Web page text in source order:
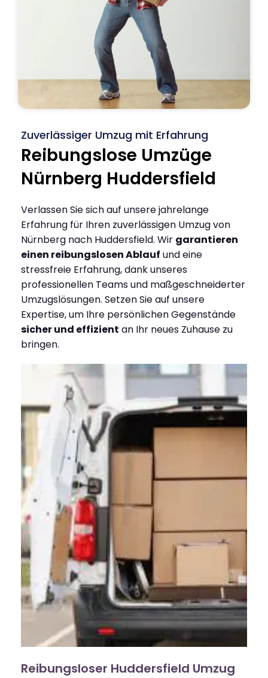
Zuverlässiger Umzug mit Erfahrung
Reibungslose Umzüge
Nürnberg Huddersfield
Verlassen Sie sich auf unsere jahrelange
Erfahrung für Ihren zuverlässigen Umzug von
Nürnberg nach Huddersfield. Wir garantieren
einen reibungslosen Ablauf und eine
stressfreie Erfahrung, dank unseres
professionellen Teams und maßgeschneiderter
Umzugslösungen. Setzen Sie auf unsere
Expertise, um Ihre persönlichen Gegenstände
sicher und effizient an Ihr neues Zuhause zu
bringen.
Reibungsloser Huddersfield Umzug